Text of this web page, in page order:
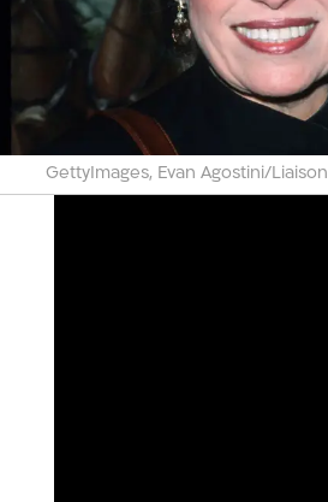
GettyImages, Evan Agostini/Liaison